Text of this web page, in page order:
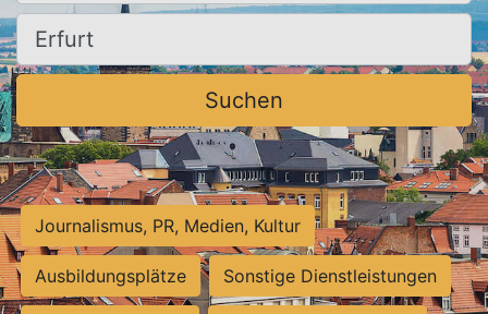
Ort, Stadt
Suchen
Journalismus, PR, Medien, Kultur
Ausbildungsplätze Sonstige Dienstleistungen